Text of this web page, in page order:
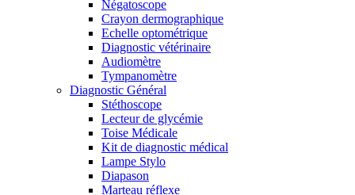
Négatoscope
Crayon dermographique
Echelle optométrique
Diagnostic vétérinaire
Audiomètre
Tympanomètre
Diagnostic Général
Stéthoscope
Lecteur de glycémie
Toise Médicale
Kit de diagnostic médical
Lampe Stylo
Diapason
Marteau réflexe